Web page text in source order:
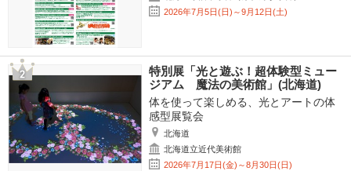
2026年7月5日(日)～9月12日(土)
特別展「光と遊ぶ！超体験型ミュー
ジアム 魔法の美術館」(北海道)
体を使って楽しめる、光とアートの体
感型展覧会
北海道
北海道立近代美術館
2026年7月17日(金)～8月30日(日)